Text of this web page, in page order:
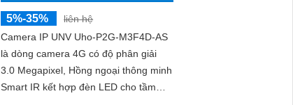
5%-35%
liên hệ
Camera IP UNV Uho-P2G-M3F4D-AS
là dòng camera 4G có độ phân giải
3.0 Megapixel, Hồng ngoại thông minh
Smart IR kết hợp đèn LED cho tầm